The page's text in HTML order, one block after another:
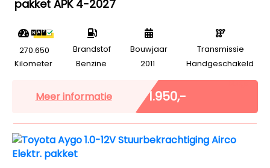
pakket APK 4-2027
270.650
Kilometer
Brandstof
Benzine
Bouwjaar
2011
Transmissie
Handgeschakeld
Meer informatie € 1.950,-